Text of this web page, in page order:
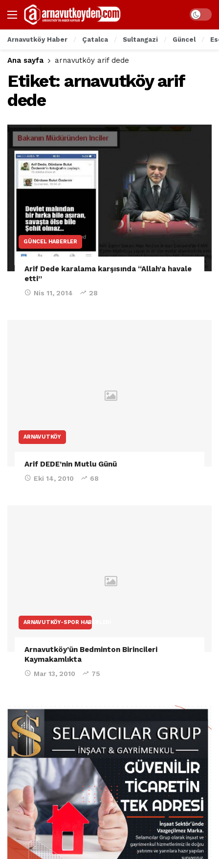
Arnavutköy Haber Çatalca Sultangazi Güncel
Ana sayfa arnavutköy arif dede
Etiket: arnavutköy arif
dede
GÜNCEL HABERLER
Arif Dede karalama karşısında “Allah’a havale
etti”
Nis 11, 2014 28
ARNAVUTKÖY
Arif DEDE’nin Mutlu Günü
Eki 14, 2010 68
ARNAVUTKÖY-SPOR HABERLERI
Arnavutköy’ün Bedminton Birincileri
Kaymakamlıkta
Mar 13, 2010 75